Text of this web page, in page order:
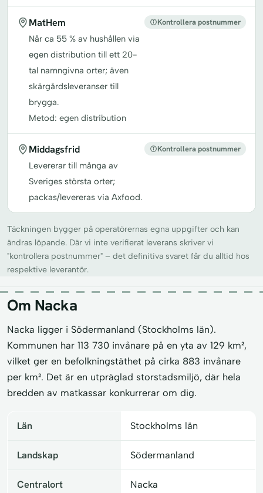
MatHem
Når ca 55 % av hushållen via
egen distribution till ett 20-
tal namngivna orter; även
skärgårdsleveranser till
brygga.
Metod: egen distribution
Kontrollera postnummer
Middagsfrid
Levererar till många av
Sveriges största orter;
packas/levereras via Axfood.
Kontrollera postnummer
Täckningen bygger på operatörernas egna uppgifter och kan
ändras löpande. Där vi inte verifierat leverans skriver vi
"kontrollera postnummer" – det definitiva svaret får du alltid hos
respektive leverantör.
Om Nacka
Nacka ligger i Södermanland (Stockholms län).
Kommunen har 113 730 invånare på en yta av 129 km²,
vilket ger en befolkningstäthet på cirka 883 invånare
per km². Det är en utpräglad storstadsmiljö, där hela
bredden av matkassar konkurrerar om dig.
Län Stockholms län
Landskap Södermanland
Centralort Nacka